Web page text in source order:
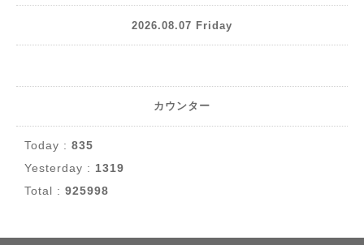
2026.08.07 Friday
カウンター
Today : 835
Yesterday : 1319
Total : 925998